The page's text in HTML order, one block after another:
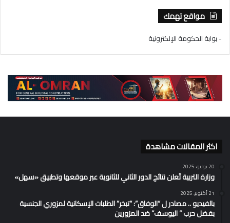
مواقع تهمك
- بوابة الحكومة الإلكترونية
اكثر المقالات مشاهدة
20 يوليو، 2025
وزارة التربية تُعلن نتائج الدور الثاني للثانوية عبر موقعها وتطبيق «سهل»
21 أكتوبر، 2025
بالفيديو .. مصادر ل “الوفاق”: “تبخر” الطلبات الإسكانية لمزوري الجنسية
بفضل حرب ” اليوسف” ضد المزورين